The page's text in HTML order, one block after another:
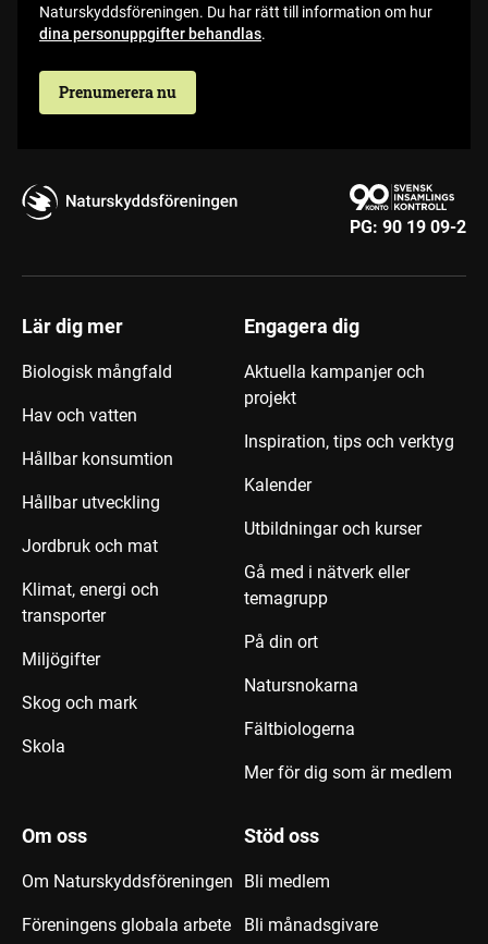
Naturskyddsföreningen. Du har rätt till information om hur
dina personuppgifter behandlas.
Prenumerera nu
PG: 90 19 09-2
Lär dig mer
Biologisk mångfald
Hav och vatten
Hållbar konsumtion
Hållbar utveckling
Jordbruk och mat
Klimat, energi och
transporter
Miljögifter
Skog och mark
Skola
Engagera dig
Aktuella kampanjer och
projekt
Inspiration, tips och verktyg
Kalender
Utbildningar och kurser
Gå med i nätverk eller
temagrupp
På din ort
Natursnokarna
Fältbiologerna
Mer för dig som är medlem
Om oss
Om Naturskyddsföreningen
Föreningens globala arbete
Stöd oss
Bli medlem
Bli månadsgivare